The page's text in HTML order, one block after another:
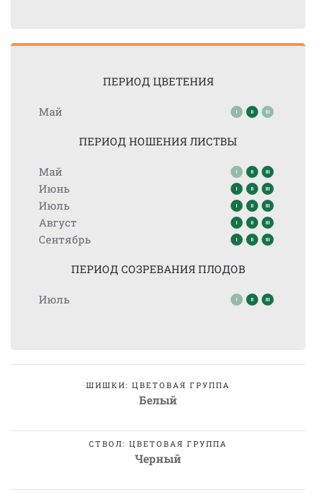
ПЕРИОД ЦВЕТЕНИЯ
Май
ПЕРИОД НОШЕНИЯ ЛИСТВЫ
Май
Июнь
Июль
Август
Сентябрь
ПЕРИОД СОЗРЕВАНИЯ ПЛОДОВ
Июль
ШИШКИ: ЦВЕТОВАЯ ГРУППА
Белый
СТВОЛ: ЦВЕТОВАЯ ГРУППА
Черный